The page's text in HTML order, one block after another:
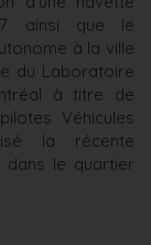
ainsi que le
à la ville
du Laboratoire
à titre de
Véhicules
la récente
dans le quartier